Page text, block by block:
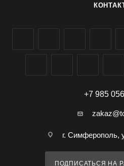
+7 985
г. Симферополь,
ПОДПИСАТЬСЯ НА